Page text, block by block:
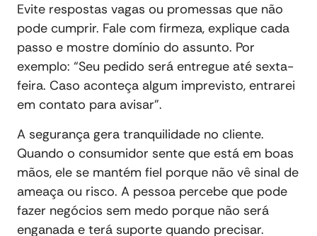
Evite respostas vagas ou promessas que não
pode cumprir. Fale com firmeza, explique cada
passo e mostre domínio do assunto. Por
exemplo: “Seu pedido será entregue até sexta-
feira. Caso aconteça algum imprevisto, entrarei
em contato para avisar”.
A segurança gera tranquilidade no cliente.
Quando o consumidor sente que está em boas
mãos, ele se mantém fiel porque não vê sinal de
ameaça ou risco. A pessoa percebe que pode
fazer negócios sem medo porque não será
enganada e terá suporte quando precisar.